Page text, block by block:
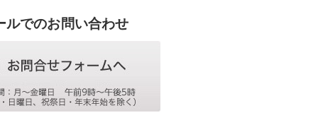
ルでのお問い合わせ